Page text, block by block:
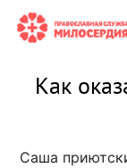
Как
Саша